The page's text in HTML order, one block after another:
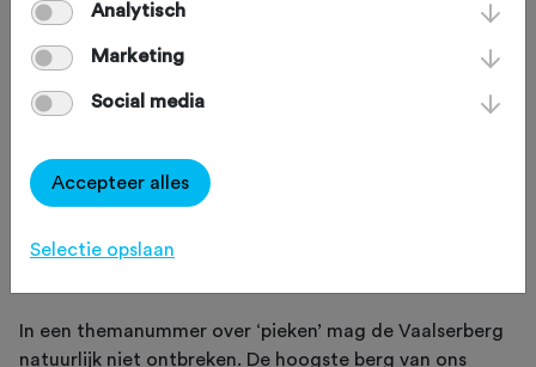
De hoogste ‘pieken’ van Nederland en
België liggen op fietsafstand van
elkaar. Tijd voor een ruim 100 km lange
rit van de Vaalserberg naar Signal de
Botragne, dwars door de Ardennen en
Eifel.
In een themanummer over ‘pieken’ mag de Vaalserberg
natuurlijk niet ontbreken. De hoogste berg van ons
Analytisch
Marketing
Social media
Accepteer alles
Selectie opslaan